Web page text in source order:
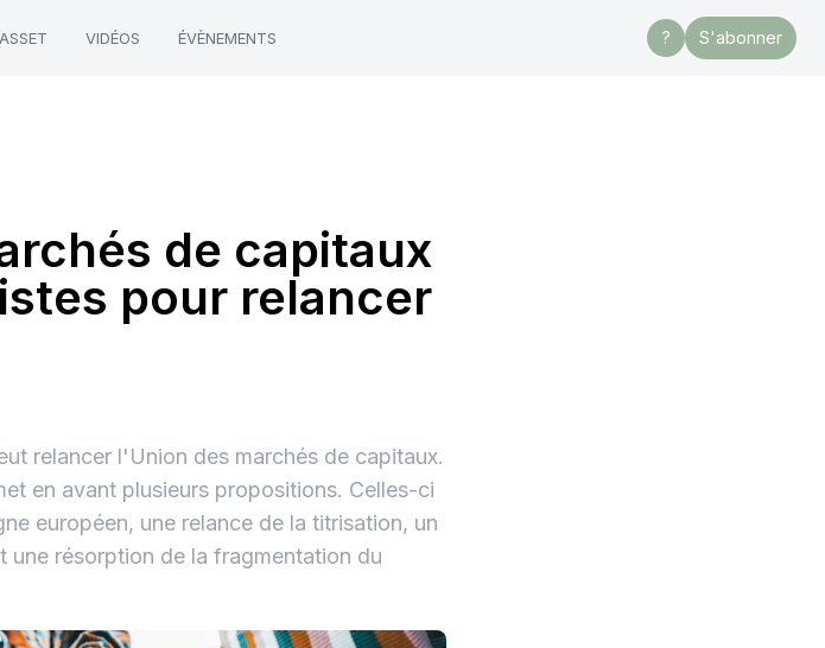
VIDÉOS ÉVÈNEMENTS ? S'abonner
de capitaux
pour relancer
relancer l'Union des marchés de capitaux.
en avant plusieurs propositions. Celles-ci
européen, une relance de la titrisation, un
une résorption de la fragmentation du